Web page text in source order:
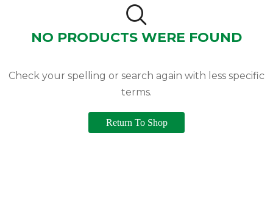
NO PRODUCTS WERE FOUND
Check your spelling or search again with less specific
terms.
Return To Shop